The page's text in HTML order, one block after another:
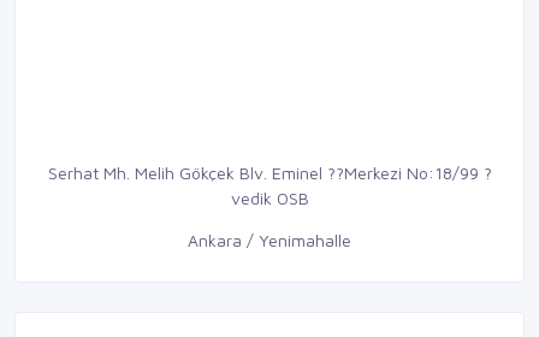
Serhat Mh. Melih Gökçek Blv. Eminel ??Merkezi No:18/99 ?
vedik OSB
Ankara / Yenimahalle